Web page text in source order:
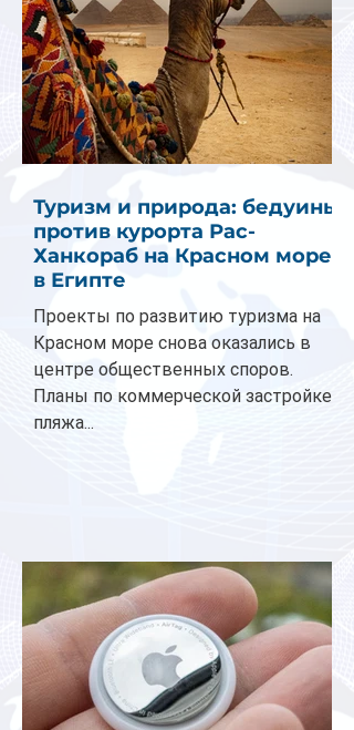
Туризм и природа: бедуины
против курорта Рас-
Ханкораб на Красном море
в Египте
Проекты по развитию туризма на
Красном море снова оказались в
центре общественных споров.
Планы по коммерческой застройке
пляжа...